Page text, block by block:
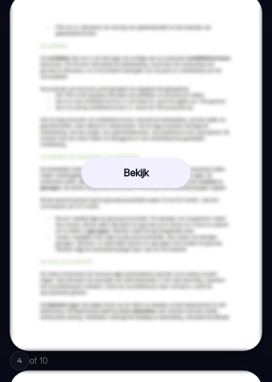
Bekijk
4 of 10